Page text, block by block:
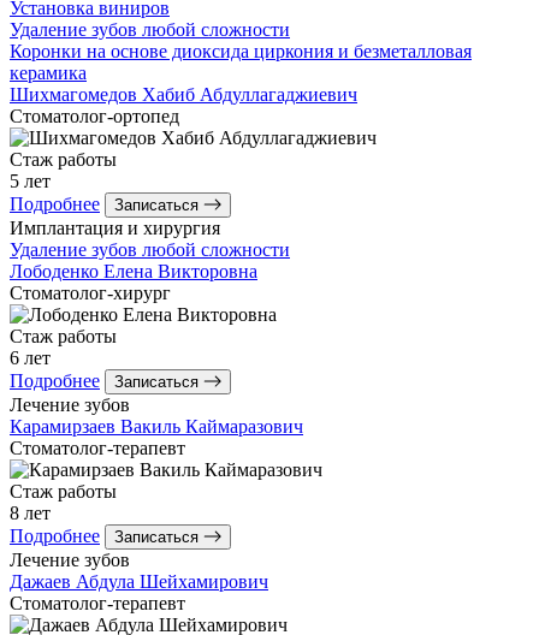
Установка виниров
Удаление зубов любой сложности
Коронки на основе диоксида циркония и безметалловая
керамика
Шихмагомедов Хабиб Абдуллагаджиевич
Стоматолог-ортопед
Стаж работы
5 лет
Подробнее
Записаться
Имплантация и хирургия
Удаление зубов любой сложности
Лободенко Елена Викторовна
Стоматолог-хирург
Стаж работы
6 лет
Подробнее
Записаться
Лечение зубов
Карамирзаев Вакиль Каймаразович
Стоматолог-терапевт
Стаж работы
8 лет
Подробнее
Записаться
Лечение зубов
Дажаев Абдула Шейхамирович
Стоматолог-терапевт